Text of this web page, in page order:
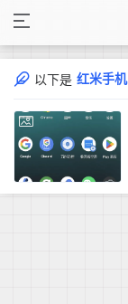
以下是 红米手机